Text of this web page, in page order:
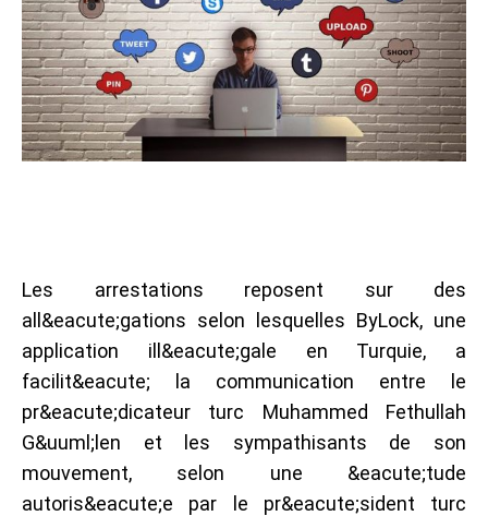
Les arrestations reposent sur des
all&eacute;gations selon lesquelles ByLock, une
application ill&eacute;gale en Turquie, a
facilit&eacute; la communication entre le
pr&eacute;dicateur turc Muhammed Fethullah
G&uuml;len et les sympathisants de son
mouvement, selon une &eacute;tude
autoris&eacute;e par le pr&eacute;sident turc